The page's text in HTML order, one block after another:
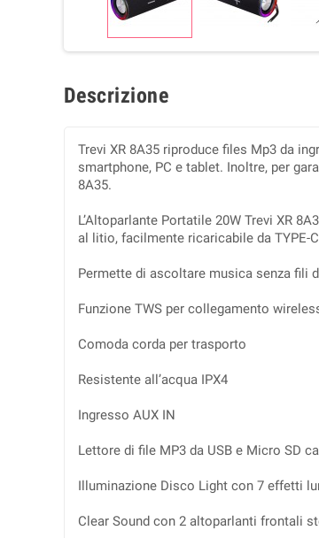
Descrizione
Trevi XR 8A35 riproduce files Mp3 da
smartphone, PC e tablet. Inoltre, per
8A35.
L’Altoparlante Portatile 20W Trevi XR
al litio, facilmente ricaricabile da TYPE-
Permette di ascoltare musica senza fili
Funzione TWS per collegamento
Comoda corda per trasporto
Resistente all’acqua IPX4
Ingresso AUX IN
Lettore di file MP3 da USB e Micro SD
Illuminazione Disco Light con 7 effetti
Clear Sound con 2 altoparlanti frontali